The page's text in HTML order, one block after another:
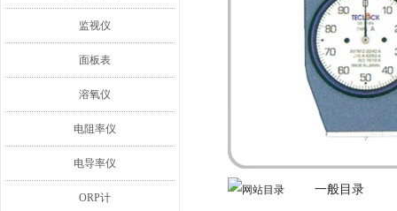
监视仪
面板表
溶氧仪
电阻率仪
电导率仪
ORP计
一般目录